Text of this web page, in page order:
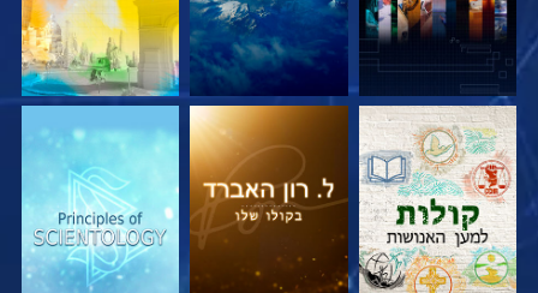
בדוק את הסדרה בדוק את הסדרה בדוק את הסדרה